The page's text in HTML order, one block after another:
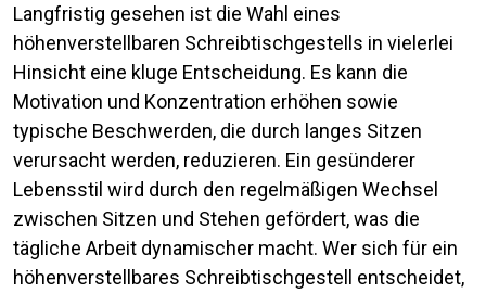
Langfristig gesehen ist die Wahl eines
höhenverstellbaren Schreibtischgestells in vielerlei
Hinsicht eine kluge Entscheidung. Es kann die
Motivation und Konzentration erhöhen sowie
typische Beschwerden, die durch langes Sitzen
verursacht werden, reduzieren. Ein gesünderer
Lebensstil wird durch den regelmäßigen Wechsel
zwischen Sitzen und Stehen gefördert, was die
tägliche Arbeit dynamischer macht. Wer sich für ein
höhenverstellbares Schreibtischgestell entscheidet,